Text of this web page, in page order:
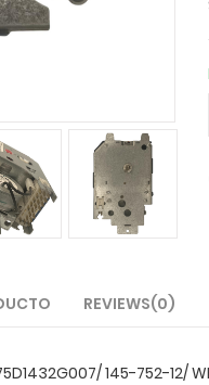
REVIEWS(0)
145-752-12/